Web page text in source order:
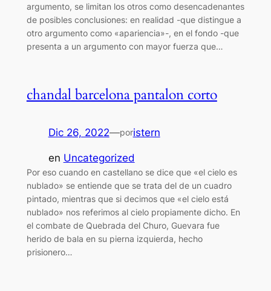
argumento, se limitan los otros como desencadenantes
de posibles conclusiones: en realidad -que distingue a
otro argumento como «apariencia»-, en el fondo -que
presenta a un argumento con mayor fuerza que…
chandal barcelona pantalon corto
Dic 26, 2022—poristern
en Uncategorized
Por eso cuando en castellano se dice que «el cielo es
nublado» se entiende que se trata del de un cuadro
pintado, mientras que si decimos que «el cielo está
nublado» nos referimos al cielo propiamente dicho. En
el combate de Quebrada del Churo, Guevara fue
herido de bala en su pierna izquierda, hecho
prisionero…